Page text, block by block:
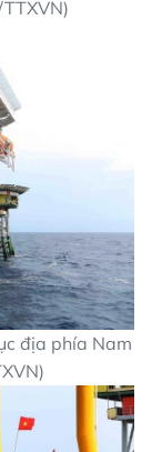
địa phía Nam